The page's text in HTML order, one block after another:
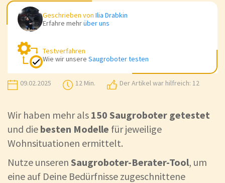
Geschrieben von Ilia Drabkin
Erfahre mehrüber uns
Testverfahren
Wie wir unsere Saugroboter testen
09.02.2025 12 Min. Der Artikel war hilfreich: 12
Wir haben mehr als 150 Saugroboter getestet
und die besten Modelle für jeweilige
Wohnsituationen ermittelt.
Nutze unseren Saugroboter-Berater-Tool, um
eine auf Deine Bedürfnisse zugeschnittene